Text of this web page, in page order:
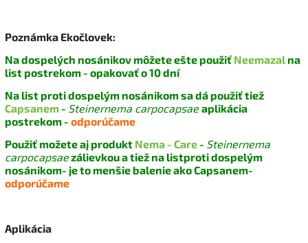
Poznámka Ekočlovek:
Na dospelých nosánikov môžete ešte použiť Neemazal na
list postrekom - opakovať o 10 dní
Na list proti dospelým nosánikom sa dá použiť tiež
Capsanem - Steinernema carpocapsae aplikácia
postrekom - odporúčame
Použiť možete aj produkt Nema - Care - Steinernema
carpocapsaezálievkou a tiež na listproti dospelým
nosánikom- je to menšie balenie ako Capsanem-
odporúčame
Aplikácia